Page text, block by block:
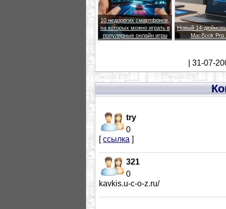
10 недорогих смартфонов,
на которых можно играть в
популярные онлайн игры
Новый 14-
MacBook Pro
| 31-07-
try
0
[ссылка ]
321
0
kavkis.u-c-o-z.ru/